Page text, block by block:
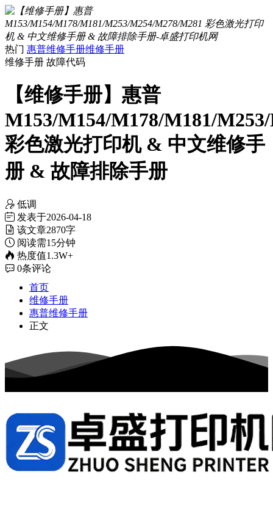
热门 惠普维修手册维修手册
维修手册 故障代码
【维修手册】惠普
M153/M154/M178/M181/
彩色激光打印机 & 中文维修手
册 & 故障排除手册
低调
发表于2026-04-18
该文章2870字
阅读需15分钟
热度值1.3W+
0条评论
首页
维修手册
惠普维修手册
正文